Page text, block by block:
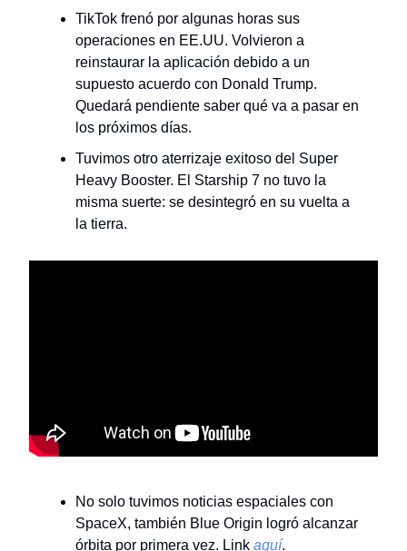
TikTok frenó por algunas horas sus
operaciones en EE.UU. Volvieron a
reinstaurar la aplicación debido a un
supuesto acuerdo con Donald Trump.
Quedará pendiente saber qué va a pasar en
los próximos días.
Tuvimos otro aterrizaje exitoso del Super
Heavy Booster. El Starship 7 no tuvo la
misma suerte: se desintegró en su vuelta a
la tierra.
No solo tuvimos noticias espaciales con
SpaceX, también Blue Origin logró alcanzar
órbita por primera vez. Link aquí.